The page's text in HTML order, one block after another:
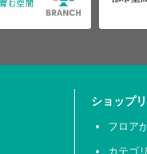
ショップ
フロア
カテゴ